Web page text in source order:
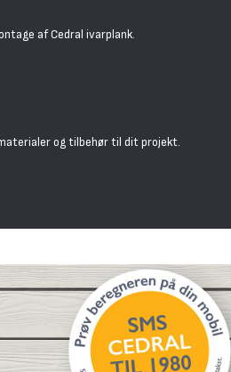
af Cedral ivarplank.
og tilbehør til dit projekt.